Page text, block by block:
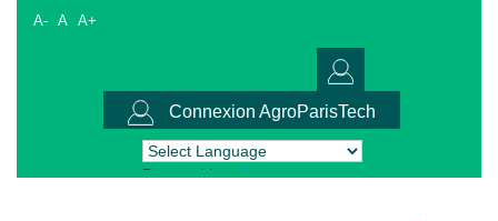
A- A A+
Connexion AgroParisTech
Powered by Translate